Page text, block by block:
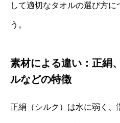
して適切なタオルの選び方に
う。
素材による違い：正絹
ルなどの特徴
正絹（シルク）は水に弱く、